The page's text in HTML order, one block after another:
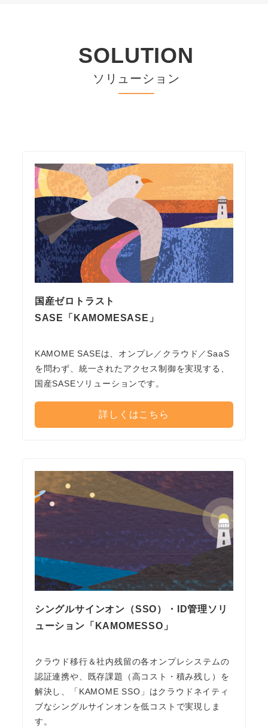
SOLUTION
ソリューション
国産ゼロトラスト
SASE「KAMOMESASE」
KAMOME SASEは、オンプレ／クラウド／SaaS
を問わず、統一されたアクセス制御を実現する、
国産SASEソリューションです。
詳しくはこちら
シングルサインオン（SSO）・ID管理ソリ
ューション「KAMOMESSO」
クラウド移行＆社内残留の各オンプレシステムの
認証連携や、既存課題（高コスト・積み残し）を
解決し、「KAMOME SSO」はクラウドネイティ
ブなシングルサインオンを低コストで実現しま
す。